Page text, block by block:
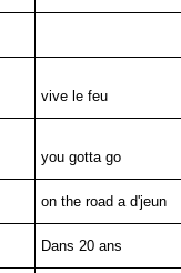
vive le feu
you gotta go
on the road a d'jeun
Dans 20 ans